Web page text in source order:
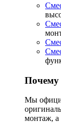
Почему
Мы
монтаж, а